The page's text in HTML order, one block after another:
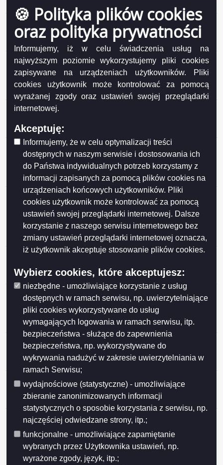
🍪 Polityka plików cookies
oraz polityka prywatności
Informujemy, iż w celu świadczenia usług na
najwyższym poziomie wykorzystujemy pliki cookies
zapisywane na urządzeniach użytkowników. Pliki
cookies użytkownik może kontrolować za pomocą
wyrażanej zgody oraz ustawień swojej przeglądarki
internetowej.
Akceptuję:
Informujemy, że w celu optymalizacji treści
dostępnych w naszym serwisie i dostosowania ich
do Państwa indywidualnych potrzeb korzystamy z
informacji zapisanych za pomocą plików cookies na
urządzeniach końcowych użytkowników. Pliki
cookies użytkownik może kontrolować za pomocą
ustawień swojej przeglądarki internetowej. Dalsze
korzystanie z naszego serwisu internetowego bez
zmiany ustawień przeglądarki internetowej oznacza,
iż użytkownik akceptuje stosowanie plików cookies.
Wybierz cookies, które akceptujesz:
niezbędne - umożliwiające korzystanie z usług
dostępnych w ramach serwisu, np. uwierzytelniające
pliki cookies wykorzystywane do usług
wymagających logowania w ramach serwisu, itp.
bezpieczeństwa - służące do zapewnienia
bezpieczeństwa, np. wykorzystywane do
wykrywania nadużyć w zakresie uwierzytelniania w
ramach Serwisu;
wydajnościowe (statystyczne) - umożliwiające
zbieranie zanonimizowanych informacji
statystycznych o sposobie korzystania z serwisu, np.
najczęściej odwiedzane strony, itp.;
funkcjonalne - umożliwiające zapamiętanie
wybranych przez Użytkownika ustawień, np.
wyrażone zgody, język, itp.;
Mieszkańców Suwałk do 2030 roku
Wyniki konsultacji społecznych projektu uchwały Rady
Miejskiej w Suwałkach w sprawie ustanowienia tytułu
honorowego Mecenas Suwalskiego Sportu
Ogłoszenie o konsultacjach z SRDPP projektu
uchwały Rady Miejskiej w Suwałkach w sprawie
ustanowienia tytułu honorowego Mecenas
Suwalskiego Sportu
Ogłoszenie o konsultacjach z SRDPP projektu
Mieszkańców Suwałk do 2030 roku
Wyniki konsultacji społecznych projektu uchwały Rady
Miejskiej w Suwałkach w sprawie określenia
warunków i trybu finansowania rozwoju sportu w
Mieście Suwałki
Wyniki konsultacji społecznych projektu uchwały Rady
Miejskiej w Suwałkach w sprawie określenia zasad,
trybu przyznawania i pozbawiania oraz rodzaju i
wysokości stypendiów sportowych oraz nagród i
wyróżnień w Mieście Suwałki
Wyniki konsultacji projektu Programu współpracy
2026
Przedłużenie konsultacji projektu uchwały Rady
Miejskiej w Suwałkach w sprawie określenia
warunków i trybu finansowania rozwoju sportu w
Mieście Suwałki
Ogłoszenie o konsultacjach projektu Programu
współpracy Miasta Suwałk z organizacjami
pozarządowymi na 2026 rok
Ogłoszenie o konsultacjach projektu uchwały w
sprawie określenia warunków i trybu finansowania
rozwoju sportu w Mieście Suwałki
Ogłoszenie o konsultacjach projektu uchwały Rady
Miejskiej w Suwałkach w sprawie zmiany uchwały w
sprawie określenia zasad, trybu przyznawania i
pozbawiania oraz rodzaju i wysokości stypendiów
sportowych oraz nagród i wyróżnień w Mieście Suwałki